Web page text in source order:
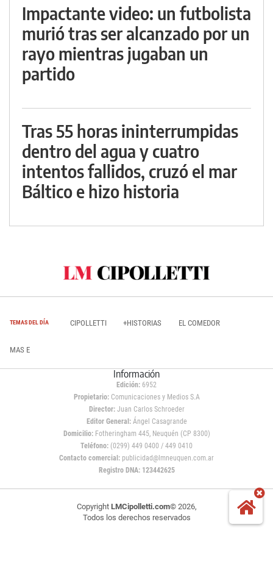
Impactante video: un futbolista
murió tras ser alcanzado por un
rayo mientras jugaban un
partido
Tras 55 horas ininterrumpidas
dentro del agua y cuatro
intentos fallidos, cruzó el mar
Báltico e hizo historia
TEMAS DEL DÍA CIPOLLETTI +HISTORIAS EL COMEDOR
MAS E
Información
Edición: 6952
Propietario:Comunicaciones y Medios S.A
Director: Juan Carlos Schroeder
Editor General:Ángel Casagrande
Domicilio:Fotheringham 445, Neuquén (CP 8300)
Teléfono: (0299) 449 0400 / 449 0410
Contacto comercial: publicidad@lmneuquen.com.ar
Registro DNA: 123442625
Copyright LMCipolletti.com© 2026,
Todos los derechos reservados